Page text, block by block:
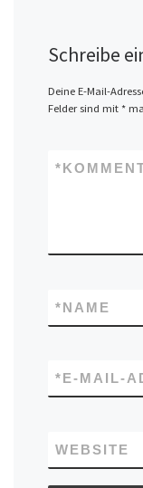
Schreibe
Deine E-Mail-
Felder sind mit *
*
NAME
*
E-MAIL-
*
WEBSITE